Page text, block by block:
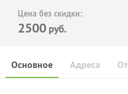
Цена без скидки:
2500 руб.
Основное Адреса